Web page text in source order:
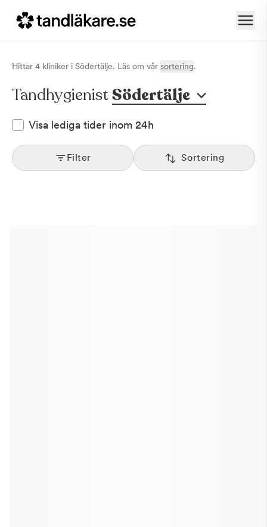
Hittar 4 kliniker i Södertälje. Läs om vår sortering.
TandhygienistSödertälje
Visa lediga tider inom 24h
Filter Sortering